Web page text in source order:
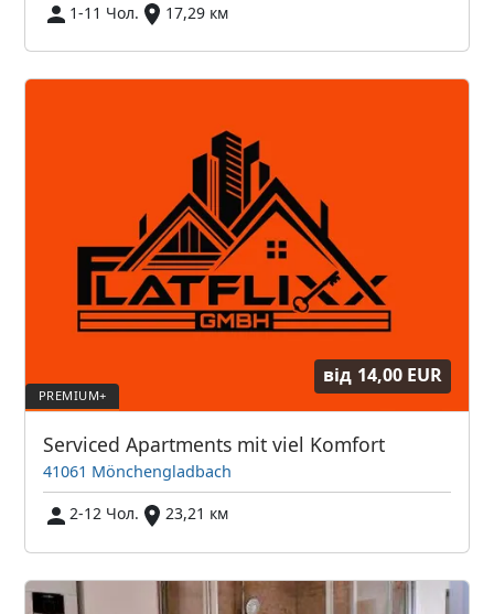
1-11 Чол.
17,29 км
від 14,00 EUR
Serviced Apartments mit viel Komfort
41061 Mönchengladbach
2-12 Чол.
23,21 км